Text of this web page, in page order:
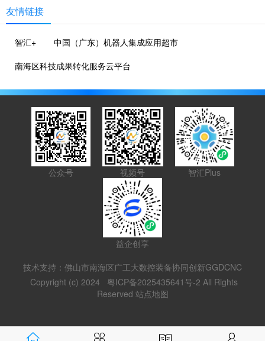
友情链接
智汇+
中国（广东）机器人集成应用超市
南海区科技成果转化服务云平台
公众号 视频号 智汇Plus
益企创享
技术支持：佛山市南海区广工大数控装备协同创新GGDCNC
Copyright (c) 2024
粤ICP备2025435641号-2 All Rights
Reserved 站点地图